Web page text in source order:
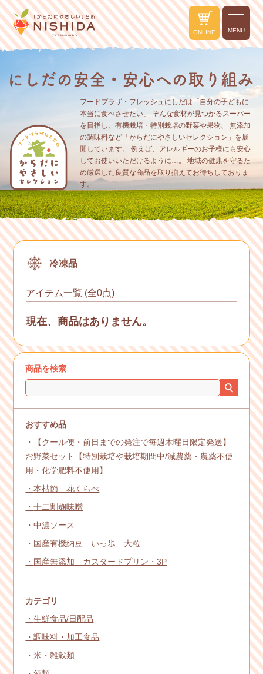
ONLINE MENU
フードプラザ・フレッシュにしだは「自分の子どもに
本当に食べさせたい」
そんな食材が見つかるスーパー
を目指し、有機栽培・特別栽培の野菜や果物、
無添加
の調味料など「からだにやさしいセレクション」を展
開しています。
例えば、アレルギーのお子様にも安心
してお使いいただけるように…。
地域の健康を守るた
め厳選した良質な商品を取り揃えてお待ちしておりま
す。
冷凍品
アイテム一覧 (全0点)
現在、商品はありません。
商品を検索
おすすめ品
【クール便・前日までの発注で毎週木曜日限定発送】
お野菜セット【特別栽培や栽培期間中/減農薬・農薬不使
用・化学肥料不使用】
本枯節 花くらべ
十二割麹味噌
中濃ソース
国産有機納豆 いっ歩 大粒
国産無添加 カスタードプリン・3P
カテゴリ
生鮮食品/日配品
調味料・加工食品
米・雑穀類